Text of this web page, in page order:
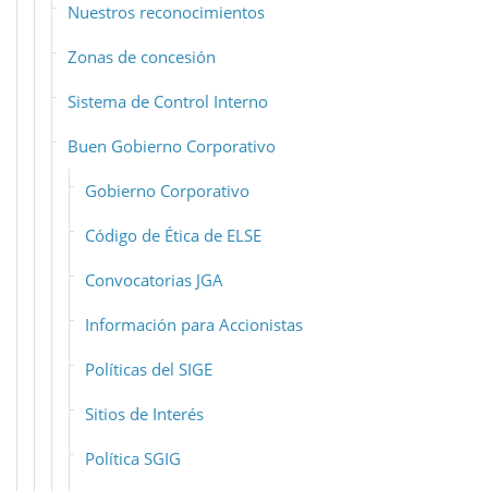
Nuestros reconocimientos
Zonas de concesión
Sistema de Control Interno
Buen Gobierno Corporativo
Gobierno Corporativo
Código de Ética de ELSE
Convocatorias JGA
Información para Accionistas
Políticas del SIGE
Sitios de Interés
Política SGIG